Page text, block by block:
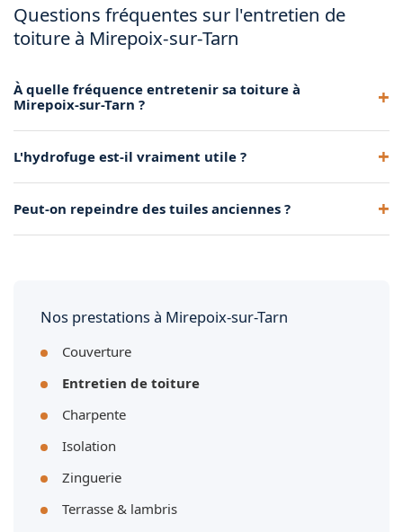
Questions fréquentes sur l'entretien de
toiture à Mirepoix-sur-Tarn
À quelle fréquence entretenir sa toiture à
Mirepoix-sur-Tarn ?
recommandé, selon l'exposition et l'environnement.
L'hydrofuge est-il vraiment utile ?
des mousses et améliore la résistance au gel.
Peut-on repeindre des tuiles anciennes ?
Nos prestations à Mirepoix-sur-Tarn
Couverture
Entretien de toiture
Charpente
Isolation
Zinguerie
Terrasse & lambris